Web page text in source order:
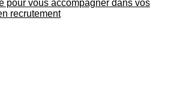
pour vous accompagner dans vos
recrutement